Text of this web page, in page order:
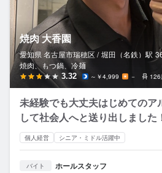
焼肉 大香園
愛知県 名古屋市瑞穂区 / 堀田（名鉄） 駅
焼肉、もつ鍋、冷麺
3.32 ～￥4,999 － 126
未経験でも大丈夫はじめてのア
して社会人へと送り出しました
個人経営 シニア・ミドル活躍中
バイト ホールスタッフ